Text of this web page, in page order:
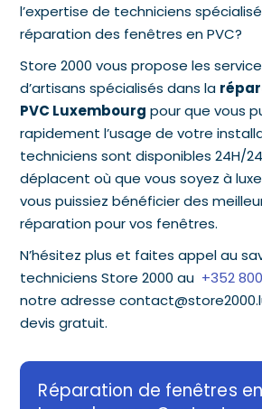
l’expertise de techniciens
réparation des fenêtres en PVC?
Store 2000 vous propose les
d’artisans spécialisés dans la
PVC Luxembourg pour que vous
rapidement l’usage de votre
techniciens sont disponibles 24H/
déplacent où que vous soyez à
vous puissiez bénéficier des
réparation pour vos fenêtres.
N’hésitez plus et faites appel au
techniciens Store 2000 au +352
notre adresse
devis gratuit.
Réparation de fenêtres